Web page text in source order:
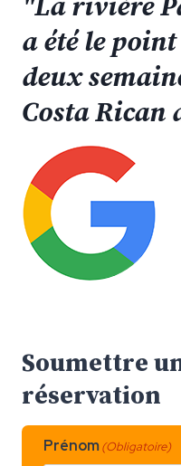
"La rivière
a été le
deux
Costa Rican
Soumettre
réservation
Prénom(Obligatoire)